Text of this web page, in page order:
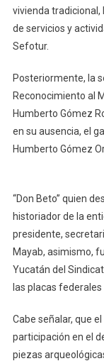
vivienda tradicional,
de servicios y
Sefotur.
Posteriormente, la
Reconocimiento al
Humberto Gómez
en su ausencia, el
Humberto Gómez
“Don Beto” quien
historiador de la
presidente,
Mayab, asimismo,
Yucatán del
las placas
Cabe señalar, que
participación en el
piezas